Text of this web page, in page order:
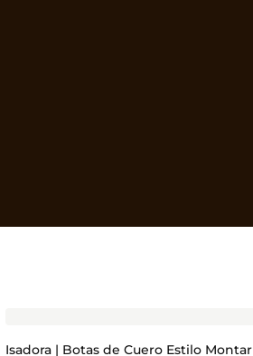
Isadora | Botas de Cuero Estilo Montar